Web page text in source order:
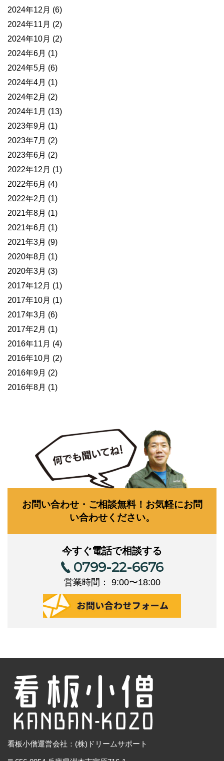
2024年12月 (6)
2024年11月 (2)
2024年10月 (2)
2024年6月 (1)
2024年5月 (6)
2024年4月 (1)
2024年2月 (2)
2024年1月 (13)
2023年9月 (1)
2023年7月 (2)
2023年6月 (2)
2022年12月 (1)
2022年6月 (4)
2022年2月 (1)
2021年8月 (1)
2021年6月 (1)
2021年3月 (9)
2020年8月 (1)
2020年3月 (3)
2017年12月 (1)
2017年10月 (1)
2017年3月 (6)
2017年2月 (1)
2016年11月 (4)
2016年10月 (2)
2016年9月 (2)
2016年8月 (1)
お問い合わせ・ご相談無料！お気軽にお問
い合わせください。
今すぐ電話で相談する
0799-22-6676
営業時間： 9:00〜18:00
看板小僧運営会社：(株)ドリームサポート